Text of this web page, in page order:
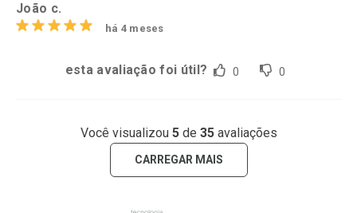
João c.
há 4 meses
esta avaliação foi útil? 0 0
Você visualizou 5de 35avaliações
CARREGAR MAIS